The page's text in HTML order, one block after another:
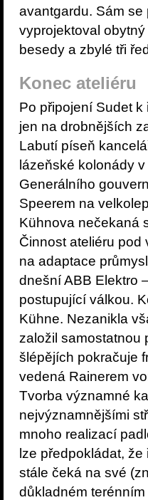
avantgardu. Sám
vyprojektoval
besedy a zbylé tři
Konec ateliéru
Po připojení Sudet
jen na drobnějších
Labutí píseň
lázeňské kolonády
Generálního
Speerem na
Kühnova nečekaná
Činnost ateliéru
na adaptace
dnešní ABB Elektro
postupující válkou.
Kühne. Nezanikla
založil samostatnou
šlépějích pokračuje
vedená Rainerem
Tvorba významné
nejvýznamnějšími
mnoho realizací
lze předpokládat,
stále čeká na své
důkladném